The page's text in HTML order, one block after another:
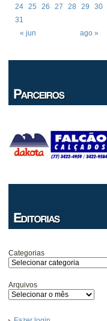
« jun ago »
24 25 26 27 28 29
30
31
Categorias
Arquivos